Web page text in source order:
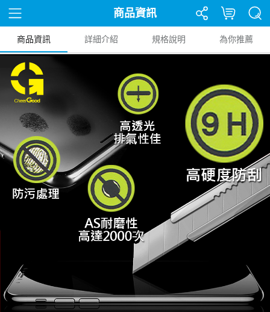
商品資訊
商品資訊 詳細介紹 規格說明 為你推薦